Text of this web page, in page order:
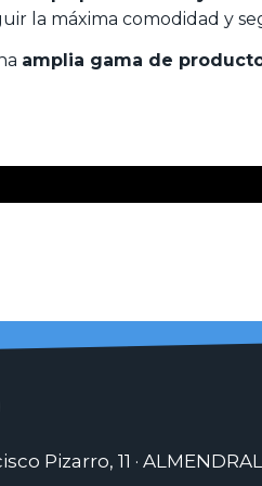
la máxima comodidad y
amplia gama de
Pizarro, 11 ·